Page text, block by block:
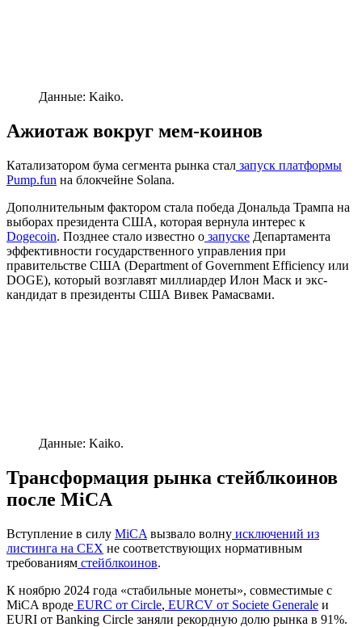
Данные: Kaiko.
Ажиотаж вокруг мем-коинов
Катализатором бума сегмента рынка стал запуск платформы
Pump.fun на блокчейне Solana.
Дополнительным фактором стала победа Дональда Трампа на
выборах президента США, которая вернула интерес к
Dogecoin. Позднее стало известно о запуске Департамента
эффективности государственного управления при
правительстве США (Department of Government Efficiency или
DOGE), который возглавят миллиардер Илон Маск и экс-
кандидат в президенты США Вивек Рамасвами.
Данные: Kaiko.
Трансформация рынка стейблкоинов
после MiCA
Вступление в силу MiCA вызвало волну исключений из
листинга на CEX не соответствующих нормативным
требованиям стейблкоинов.
К ноябрю 2024 года «стабильные монеты», совместимые с
MiCA вроде EURC от Circle, EURCV от Societe Generale и
EURI от Banking Circle заняли рекордную долю рынка в 91%.